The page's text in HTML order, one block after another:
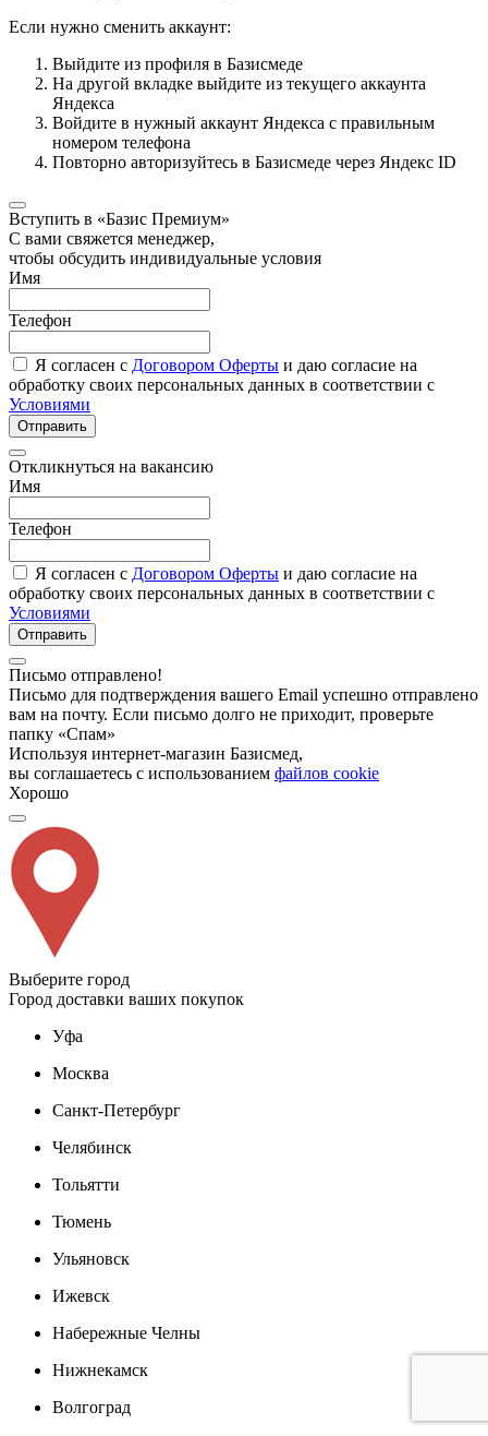
Если нужно сменить аккаунт:
Выйдите из профиля в Базисмеде
На другой вкладке выйдите из текущего аккаунта
Яндекса
Войдите в нужный аккаунт Яндекса с правильным
номером телефона
Повторно авторизуйтесь в Базисмеде через Яндекс ID
Вступить в «Базис Премиум»
С вами свяжется менеджер,
чтобы обсудить индивидуальные условия
Имя
Телефон
Я согласен с Договором Оферты и даю согласие на
обработку своих персональных данных в соответствии с
Условиями
Отправить
Откликнуться на вакансию
Имя
Телефон
Я согласен с Договором Оферты и даю согласие на
обработку своих персональных данных в соответствии с
Условиями
Отправить
Письмо отправлено!
Письмо для подтверждения вашего Email успешно отправлено
вам на почту. Если письмо долго не приходит, проверьте
папку «Спам»
Используя интернет-магазин Базисмед,
вы соглашаетесь с использованием файлов cookie
Хорошо
Выберите город
Город доставки ваших покупок
Уфа
Москва
Санкт-Петербург
Челябинск
Тольятти
Тюмень
Ульяновск
Ижевск
Набережные Челны
Нижнекамск
Волгоград